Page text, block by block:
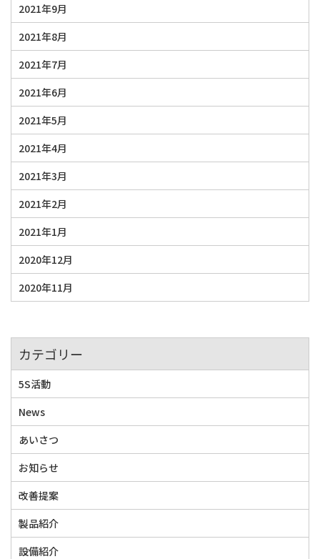
2021年9月
2021年8月
2021年7月
2021年6月
2021年5月
2021年4月
2021年3月
2021年2月
2021年1月
2020年12月
2020年11月
カテゴリー
5S活動
News
あいさつ
お知らせ
改善提案
製品紹介
設備紹介